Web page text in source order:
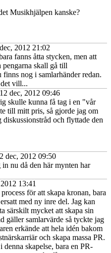
Musikhjälpen kanske?
2012 21:02
fanns åtta stycken, men att
pengarna skall gå till
nog i samlarhänder redan.
vill...
dec, 2012 09:46
skulle kunna få tag i en "vår
till mitt pris, så gjorde jag om
och flyttade den
dec, 2012 09:50
nu då den här mynten har
13:41
för att skapa kronan, bara
med ny inre del. Jag kan
särskilt mycket att skapa sin
gäller samlarvärde så tyckte jag
erkände att hela idén bakom
och skapa massa PR.
skapelse, bara en PR-